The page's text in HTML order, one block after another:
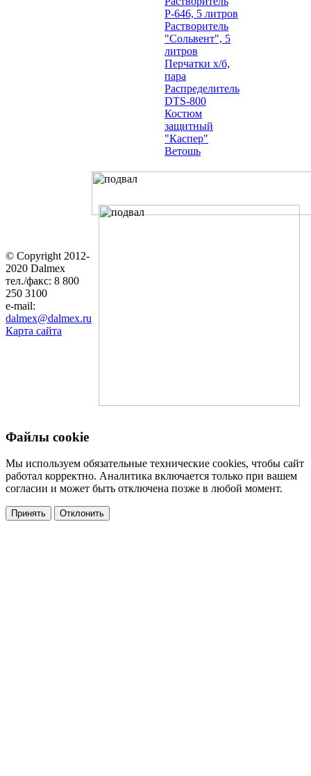
Р-646, 5 литров
Растворитель
"Сольвент", 5
литров
Перчатки х/б,
пара
Распределитель
DTS-800
Костюм
защитный
"Каспер"
Ветошь
© Copyright 2012-
2020 Dalmex
тел./факс: 8 800
250 3100
e-mail:
dalmex@dalmex.ru
Карта сайта
Файлы cookie
Мы используем обязательные технические cookies, чтобы сайт
работал корректно. Аналитика включается только при вашем
согласии и может быть отключена позже в любой момент.
Принять Отклонить